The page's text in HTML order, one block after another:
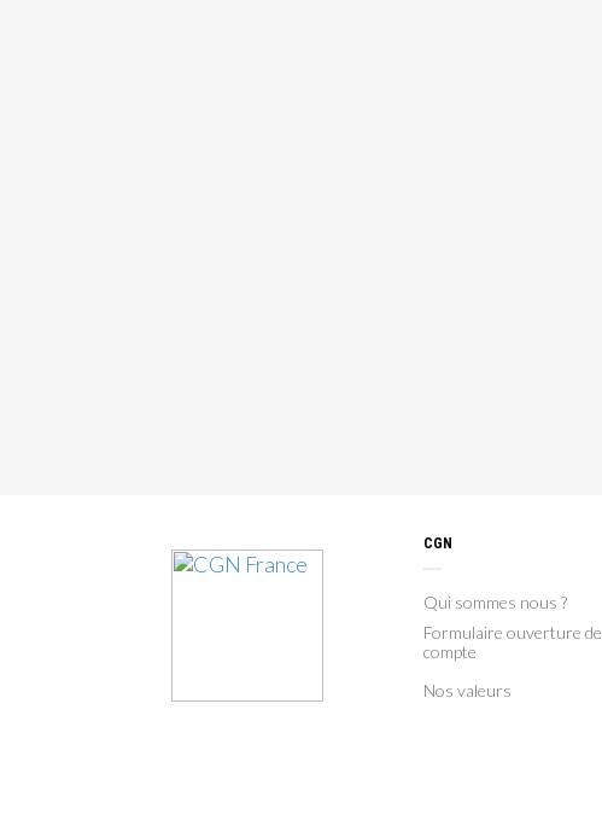
CGN
Qui sommes nous ?
Formulaire ouverture de
compte
Nos valeurs